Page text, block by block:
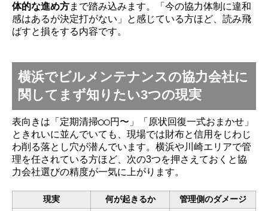
体的な進め方まで踏み込みます。「今の協力体制に違和
感はあるが決定打がない」と感じている方ほど、読み飛
ばすと損をする内容です。
横浜でビルメンテナンスの協力会社に
関してまず知りたい3つの現実
表向きは「定期清掃◯◯円〜」「原状回復一式おまかせ」
ときれいに並んでいても、現場では財布と信用をじわじ
わ削る落とし穴が潜んでいます。横浜や川崎エリアで管
理を任されている方ほど、次の3つを押さえておくと協
力会社選びの精度が一気に上がります。
現実 何が起きるか
管理側のダメージ